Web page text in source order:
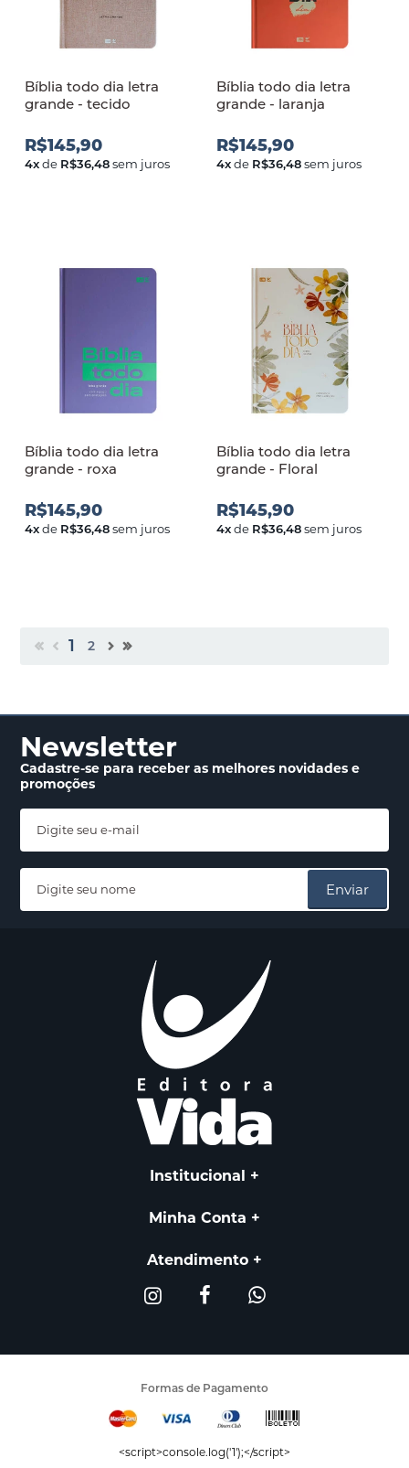
Bíblia todo dia letra
grande - tecido
R$145,90
4xde R$36,48sem juros
Bíblia todo dia letra
grande - laranja
R$145,90
4xde R$36,48sem juros
Bíblia todo dia letra
grande - roxa
R$145,90
4xde R$36,48sem juros
Bíblia todo dia letra
grande - Floral
R$145,90
4xde R$36,48sem juros
1 2
Newsletter
Cadastre-se para receberas melhores novidadese
promoções
Enviar
Institucional
Minha Conta
Atendimento
Formas de Pagamento
<script>console.log('1');</script>